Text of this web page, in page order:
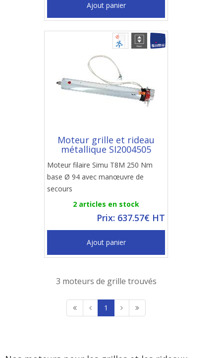
Ajout panier
Moteur grille et rideau
métallique SI2004505
Moteur filaire Simu T8M 250 Nm
base Ø 94 avec manœuvre de
secours
2 articles en stock
Prix: 637.57€ HT
Ajout panier
3 moteurs de grille trouvés
1